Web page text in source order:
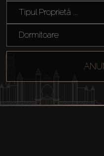
Tipul Proprietă ...
Dormitoare